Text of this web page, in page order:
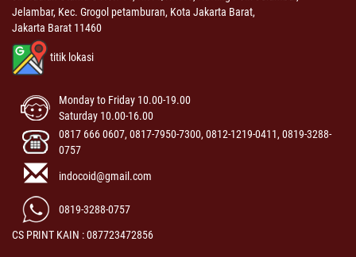
Jelambar, Kec. Grogol petamburan, Kota Jakarta Barat,
Jakarta Barat 11460
titik lokasi
Monday to Friday 10.00-19.00
Saturday 10.00-16.00
0817 666 0607, 0817-7950-7300, 0812-1219-0411, 0819-3288-
0757
indocoid@gmail.com
0819-3288-0757
CS PRINT KAIN : 087723472856